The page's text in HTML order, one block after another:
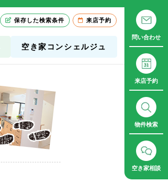
空き家コンシェルジュ
問い合わせ
来店予約
物件検索
空き家相談
保存した検索条件 来店予約